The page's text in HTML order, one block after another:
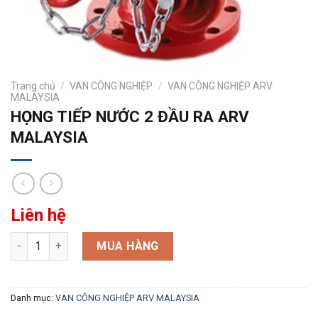
Trang chủ / VAN CÔNG NGHIỆP / VAN CÔNG NGHIỆP ARV
MALAYSIA
HỌNG TIẾP NƯỚC 2 ĐẦU RA ARV
MALAYSIA
Liên hệ
HỌNG TIẾP NƯỚC 2 ĐẦU RA ARV MALAYSIA số lượng
MUA HÀNG
Danh mục: VAN CÔNG NGHIỆP ARV MALAYSIA